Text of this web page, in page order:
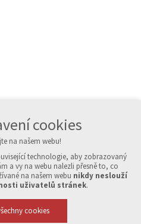
cookies
na našem webu!
technologie, aby zobrazovaný
a vy na webu nalezli přesně to, co
na našem webu nikdy neslouží
uživatelů stránek.
cookies